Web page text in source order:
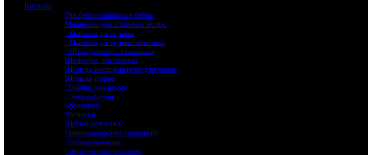
Каталог
Профессиональные фены
Машинки для стрижки волос
– Машинки для стрижки
– Машинки для стрижки животных
– Принадлежности к машинкам
Шейверы, триммеры
Щипцы-выпрямители для волос
Щипцы-гофре
Плойки для волос
– Электробигуди
Брашинги
Расчески
Щетки для волос
Парикмахерские ножницы
– Прямые ножницы
– Филировочные ножницы